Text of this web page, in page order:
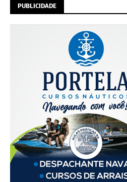
PUBLICIDADE